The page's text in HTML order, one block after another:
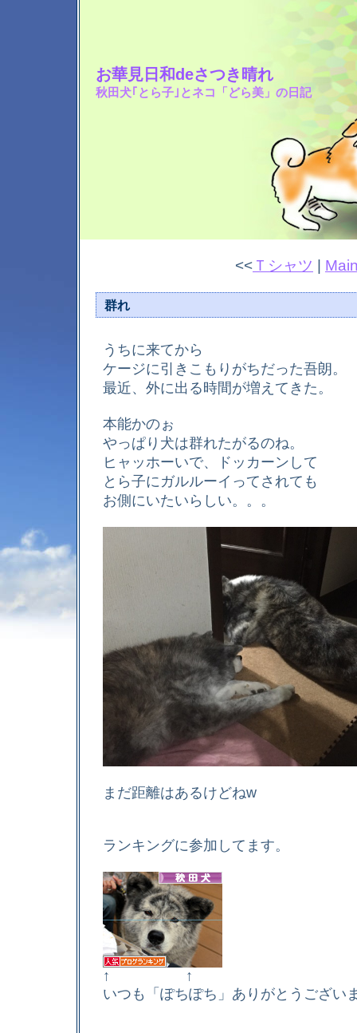
お華見日和deさつき晴れ
秋田犬｢とら子｣とネコ「どら美」の日記
<< Ｔシャツ
群れ
うちに来てから
ケージに引きこもりがちだった吾朗。
最近、外に出る時間が増えてきた。
本能かのぉ
やっぱり犬は群れたがるのね。
ヒャッホーいで、ドッカーンして
とら子にガルルーイってされても
お側にいたいらしい。。。
まだ距離はあるけどねw
ランキングに参加してます。
↑ ↑
いつも「ぽちぽち」ありがとうござい